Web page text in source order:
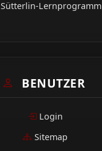
Sütterlin-Lernprogramm
BENUTZER
Login
Sitemap